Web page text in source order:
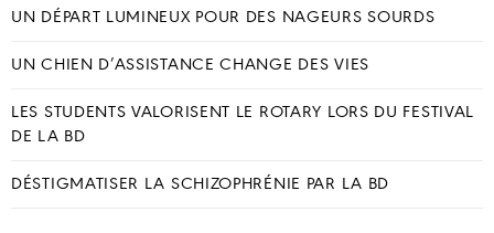
UN DÉPART LUMINEUX POUR DES NAGEURS SOURDS
UN CHIEN D’ASSISTANCE CHANGE DES VIES
LES STUDENTS VALORISENT LE ROTARY LORS DU FESTIVAL
DE LA BD
DÉSTIGMATISER LA SCHIZOPHRÉNIE PAR LA BD